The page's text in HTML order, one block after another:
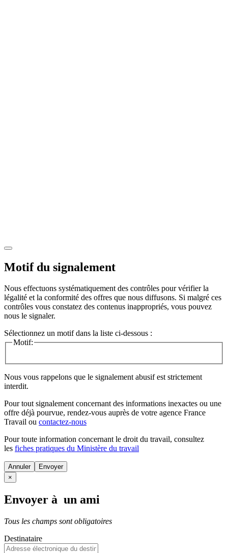
Motif du signalement
Nous effectuons systématiquement des contrôles pour vérifier la
légalité et la conformité des offres que nous diffusons. Si malgré ces
contrôles vous constatez des contenus inappropriés, vous pouvez
nous le signaler.
Sélectionnez un motif dans la liste ci-dessous :
Motif:
Nous vous rappelons que le signalement abusif est strictement
interdit.
Pour tout signalement concernant des informations inexactes ou une
offre déjà pourvue, rendez-vous auprès de votre agence France
Travail ou contactez-nous
Pour toute information concernant le droit du travail, consultez
les fiches pratiques du Ministère du travail
Annuler
×
Envoyer à un ami
Tous les champs sont obligatoires
Destinataire